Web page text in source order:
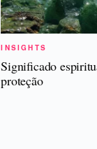
INSIGHTS
Significado
proteção